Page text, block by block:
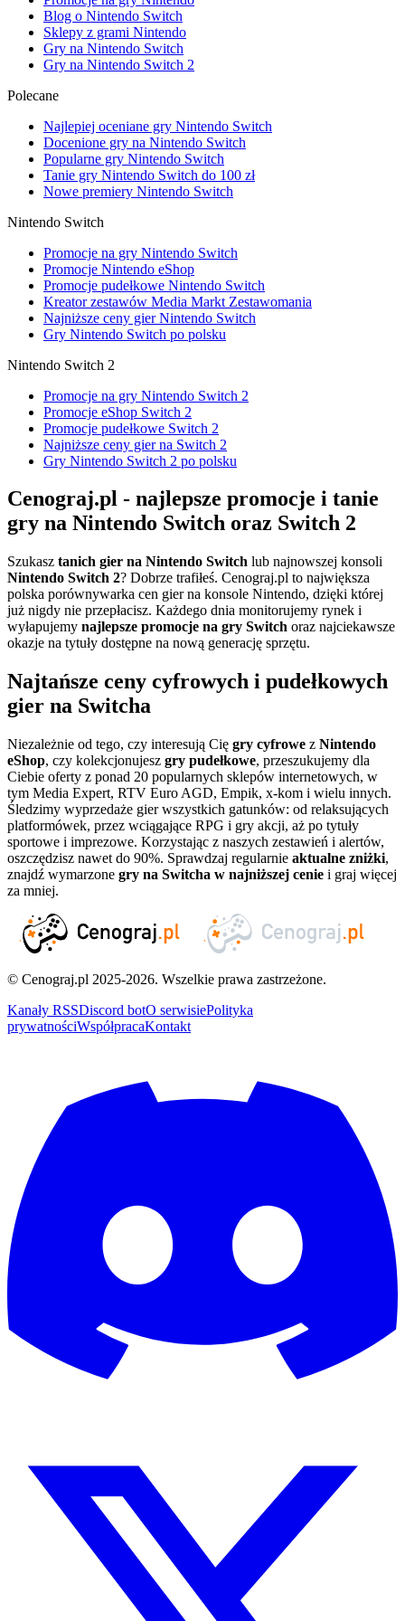
Blog o Nintendo Switch
Sklepy z grami Nintendo
Gry na Nintendo Switch
Gry na Nintendo Switch 2
Polecane
Najlepiej oceniane gry Nintendo Switch
Docenione gry na Nintendo Switch
Popularne gry Nintendo Switch
Tanie gry Nintendo Switch do 100 zł
Nowe premiery Nintendo Switch
Nintendo Switch
Promocje na gry Nintendo Switch
Promocje Nintendo eShop
Promocje pudełkowe Nintendo Switch
Kreator zestawów Media Markt Zestawomania
Najniższe ceny gier Nintendo Switch
Gry Nintendo Switch po polsku
Nintendo Switch 2
Promocje na gry Nintendo Switch 2
Promocje eShop Switch 2
Promocje pudełkowe Switch 2
Najniższe ceny gier na Switch 2
Gry Nintendo Switch 2 po polsku
Cenograj.pl - najlepsze promocje i tanie
gry na Nintendo Switch oraz Switch 2
Szukasz tanich gier na Nintendo Switch lub najnowszej konsoli
Nintendo Switch 2? Dobrze trafiłeś. Cenograj.pl to największa
polska porównywarka cen gier na konsole Nintendo, dzięki której
już nigdy nie przepłacisz. Każdego dnia monitorujemy rynek i
wyłapujemy najlepsze promocje na gry Switch oraz najciekawsze
okazje na tytuły dostępne na nową generację sprzętu.
Najtańsze ceny cyfrowych i pudełkowych
gier na Switcha
Niezależnie od tego, czy interesują Cię gry cyfrowe z Nintendo
eShop, czy kolekcjonujesz gry pudełkowe, przeszukujemy dla
Ciebie oferty z ponad 20 popularnych sklepów internetowych, w
tym Media Expert, RTV Euro AGD, Empik, x-kom i wielu innych.
Śledzimy wyprzedaże gier wszystkich gatunków: od relaksujących
platformówek, przez wciągające RPG i gry akcji, aż po tytuły
sportowe i imprezowe. Korzystając z naszych zestawień i alertów,
oszczędzisz nawet do 90%. Sprawdzaj regularnie aktualne zniżki,
znajdź wymarzone gry na Switcha w najniższej cenie i graj więcej
za mniej.
© Cenograj.pl 2025-2026. Wszelkie prawa zastrzeżone.
Kanały RSSDiscord botO serwisiePolityka
prywatnościWspółpracaKontakt